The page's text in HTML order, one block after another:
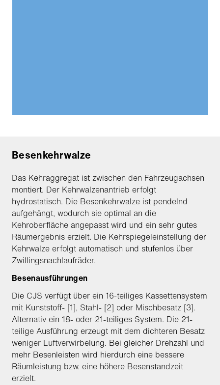
Besenkehrwalze
Das Kehraggregat ist zwischen den Fahrzeugachsen
montiert. Der Kehrwalzenantrieb erfolgt
hydrostatisch. Die Besenkehrwalze ist pendelnd
aufgehängt, wodurch sie optimal an die
Kehroberfläche angepasst wird und ein sehr gutes
Räumergebnis erzielt. Die Kehrspiegeleinstellung der
Kehrwalze erfolgt automatisch und stufenlos über
Zwillingsnachlaufräder.
Besenausführungen
Die CJS verfügt über ein 16-teiliges Kassettensystem
mit Kunststoff- [1], Stahl- [2] oder Mischbesatz [3].
Alternativ ein 18- oder 21-teiliges System. Die 21-
teilige Ausführung erzeugt mit dem dichteren Besatz
weniger Luftverwirbelung. Bei gleicher Drehzahl und
mehr Besenleisten wird hierdurch eine bessere
Räumleistung bzw. eine höhere Besenstandzeit
erzielt.